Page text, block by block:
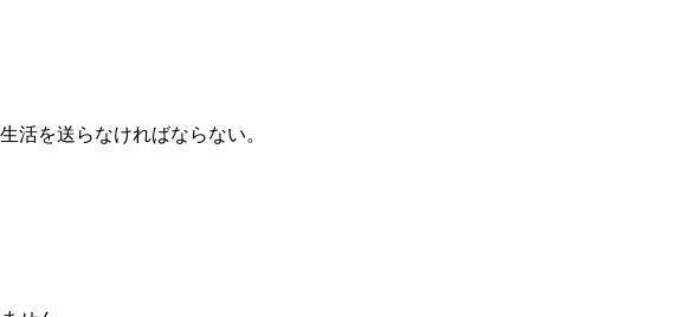
活を送らなければならない。